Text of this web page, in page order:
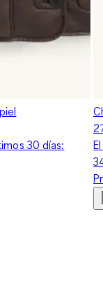
30 días: